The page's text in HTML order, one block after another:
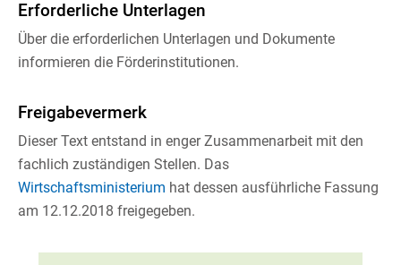
Erforderliche Unterlagen
Über die erforderlichen Unterlagen und Dokumente
informieren die Förderinstitutionen.
Freigabevermerk
Dieser Text entstand in enger Zusammenarbeit mit den
fachlich zuständigen Stellen. Das
Wirtschaftsministerium hat dessen ausführliche Fassung
am 12.12.2018 freigegeben.